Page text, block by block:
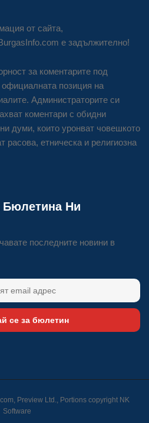
от сайта,
е задължително!
за коментарите под
официалната позиция на
Администраторите си
коментари с обидни
думи, които уронват човешкото
расова, етническа и религиозна
Бюлетина Ни
последните новини в
се за бюлетин
Preview Ltd., Portions copyright NK
Software